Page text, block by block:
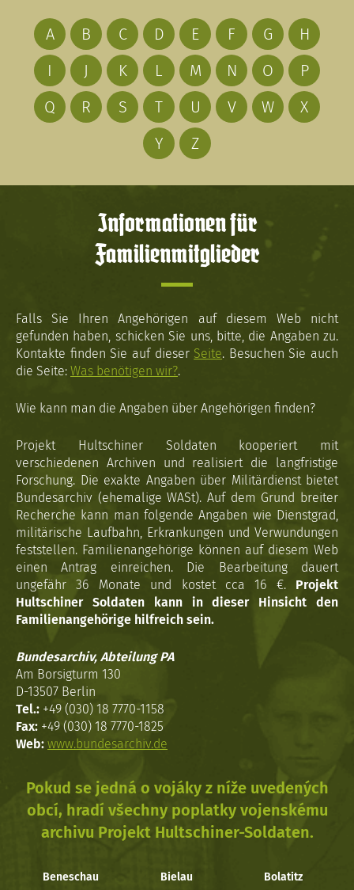
A B C D E F G
H
I
J K L M N O
P
Q
R S T U V W
X
Y
Z
Informationen für
Familienmitglieder
Falls Sie Ihren Angehörigen auf diesem Web nicht
gefunden haben, schicken Sie uns, bitte, die Angaben zu.
Kontakte finden Sie auf dieser Seite. Besuchen Sie auch
die Seite: Was benötigen wir?.
Wie kann man die Angaben über Angehörigen finden?
Projekt Hultschiner Soldaten kooperiert mit
verschiedenen Archiven und realisiert die langfristige
Forschung. Die exakte Angaben über Militärdienst bietet
Bundesarchiv (ehemalige WASt). Auf dem Grund breiter
Recherche kann man folgende Angaben wie Dienstgrad,
militärische Laufbahn, Erkrankungen und Verwundungen
feststellen. Familienangehörige können auf diesem Web
einen Antrag einreichen. Die Bearbeitung dauert
ungefähr 36 Monate und kostet cca 16 €. Projekt
Hultschiner Soldaten kann in dieser Hinsicht den
Familienangehörige hilfreich sein.
Bundesarchiv, Abteilung PA
Am Borsigturm 130
D-13507 Berlin
Tel.: +49 (030) 18 7770-1158
Fax: +49 (030) 18 7770-1825
Web: www.bundesarchiv.de
Pokud se jedná o vojáky z níže uvedených
obcí, hradí všechny poplatky vojenskému
archivu Projekt Hultschiner-Soldaten.
Beneschau Bielau Bolatitz